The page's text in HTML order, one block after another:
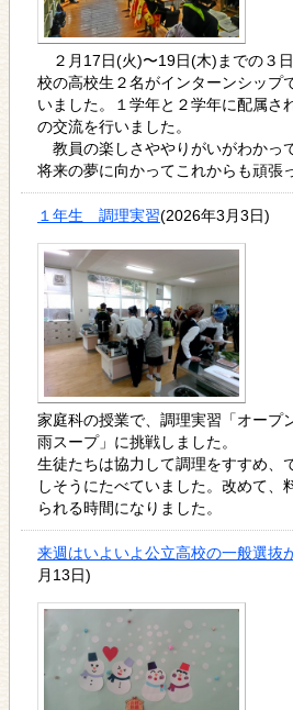
２月17日(火)〜19日(木)までの３
校の高校生２名がインターンシップ
いました。１学年と２学年に配属さ
の交流を行いました。
教員の楽しさややりがいがわかっ
将来の夢に向かってこれからも頑張
１年生 調理実習(2026年3月3日)
家庭科の授業で、調理実習「オープ
雨スープ」に挑戦しました。
生徒たちは協力して調理をすすめ、
しそうにたべていました。改めて、
られる時間になりました。
来週はいよいよ公立高校の一般選抜
月13日)